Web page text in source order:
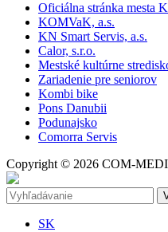
Oficiálna stránka mesta
KOMVaK, a.s.
KN Smart Servis, a.s.
Calor, s.r.o.
Mestské kultúrne
Zariadenie pre seniorov
Kombi bike
Pons Danubii
Podunajsko
Comorra Servis
Copyright © 2026 COM-
SK